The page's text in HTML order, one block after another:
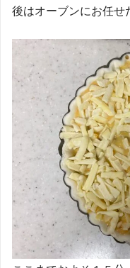
後はオーブンにお任せ